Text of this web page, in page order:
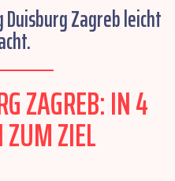
Zagreb leicht
ZAGREB: IN 4
ZUM ZIEL